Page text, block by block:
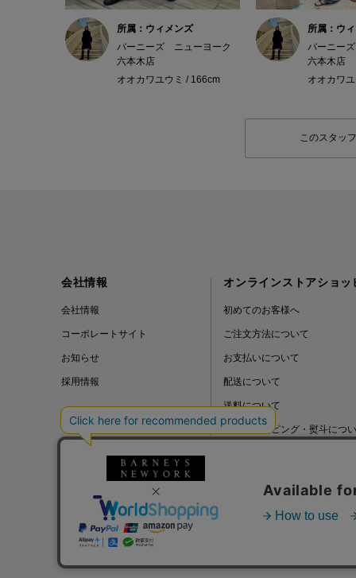
所属：ウィメンズ
バーニーズ ニューヨーク
六本木店
オオカワユウミ / 166cm
所属：ウ
バーニー
六本木店
オオカワ
このスタッ
会社情報
会社情報
コーポレートサイト
お知らせ
採用情報
オンラインストアショッ
初めてのお客様へ
ご注文方法について
お支払いについて
配送について
送料について
ギフトラッピング・熨斗につ